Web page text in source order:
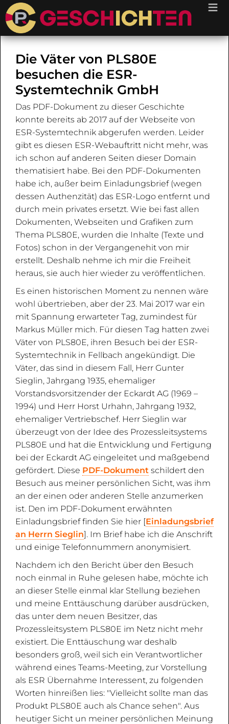
Die Väter von PLS80E
besuchen die ESR-
Systemtechnik GmbH
Das PDF-Dokument zu dieser Geschichte
konnte bereits ab 2017 auf der Webseite von
ESR-Systemtechnik abgerufen werden. Leider
gibt es diesen ESR-Webauftritt nicht mehr, was
ich schon auf anderen Seiten dieser Domain
thematisiert habe. Bei den PDF-Dokumenten
habe ich, außer beim Einladungsbrief (wegen
dessen Authenzität) das ESR-Logo entfernt und
durch mein privates ersetzt. Wie bei fast allen
Dokumenten, Webseiten und Grafiken zum
Thema PLS80E, wurden die Inhalte (Texte und
Fotos) schon in der Vergangenehit von mir
erstellt. Deshalb nehme ich mir die Freiheit
heraus, sie auch hier wieder zu veröffentlichen.
Es einen historischen Moment zu nennen wäre
wohl übertrieben, aber der 23. Mai 2017 war ein
mit Spannung erwarteter Tag, zumindest für
Markus Müller mich. Für diesen Tag hatten zwei
Väter von PLS80E, ihren Besuch bei der ESR-
Systemtechnik in Fellbach angekündigt. Die
Väter, das sind in diesem Fall, Herr Gunter
Sieglin, Jahrgang 1935, ehemaliger
Vorstandsvorsitzender der Eckardt AG (1969 –
1994) und Herr Horst Urhahn, Jahrgang 1932,
ehemaliger Vertriebschef. Herr Sieglin war
überzeugt von der Idee des Prozessleitsystems
PLS80E und hat die Entwicklung und Fertigung
bei der Eckardt AG eingeleitet und maßgebend
gefördert. Diese PDF-Dokument schildert den
Besuch aus meiner persönlichen Sicht, was ihm
an der einen oder anderen Stelle anzumerken
ist. Den im PDF-Dokument erwähnten
Einladungsbrief finden Sie hier [Einladungsbrief
an Herrn Sieglin]. Im Brief habe ich die Anschrift
und einige Telefonnummern anonymisiert.
Nachdem ich den Bericht über den Besuch
noch einmal in Ruhe gelesen habe, möchte ich
an dieser Stelle einmal klar Stellung beziehen
und meine Enttäuschung darüber ausdrücken,
das unter dem neuen Besitzer, das
Prozessleitsystem PLS80E im Netz nicht mehr
existiert. Die Enttäuschung war deshalb
besonders groß, weil sich ein Verantwortlicher
während eines Teams-Meeting, zur Vorstellung
als ESR Übernahme Interessent, zu folgenden
Worten hinreißen lies: "Vielleicht sollte man das
Produkt PLS80E auch als Chance sehen". Aus
heutiger Sicht un meiner persönlichen Meinung
≡